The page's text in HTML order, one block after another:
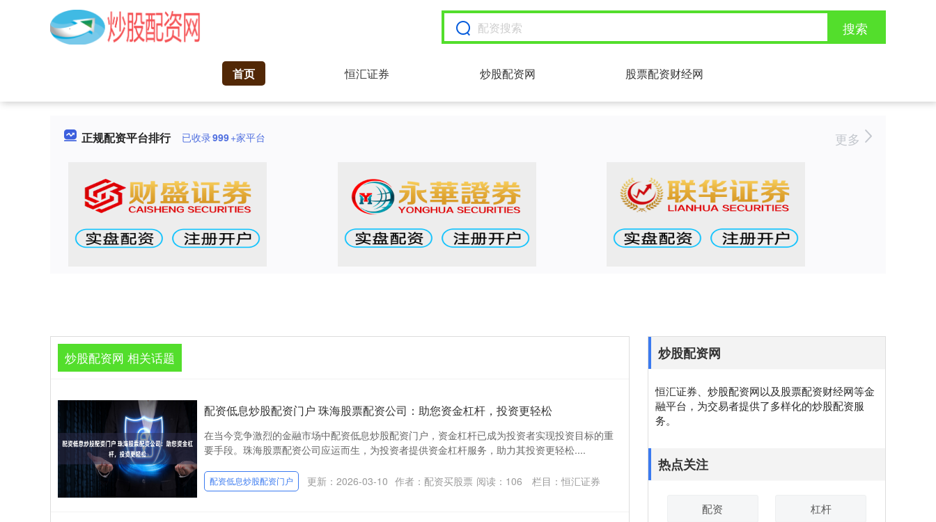
搜索
首页 恒汇证券 炒股配资网 股票配资财经网
正规配资平台排行 已收录999+家平台 更多
炒股配资网 相关话题
配资低息炒股配资门户 珠海股票配资公司：助您资金杠杆，投资更轻松
在当今竞争激烈的金融市场中配资低息炒股配资门户，资金杠杆已成为投资者实现投资目标的重
要手段。珠海股票配资公司应运而生，为投资者提供资金杠杆服务，助力其投资更轻松....
配资低息炒股配资门户 更新：2026-03-10 作者：配资买股票 阅读： 106 栏目：恒汇证券
炒股配资网
恒汇证券、炒股配资网以及股票配资财经网等金
融平台，为交易者提供了多样化的炒股配资服
务。
热点关注
配资 杠杆